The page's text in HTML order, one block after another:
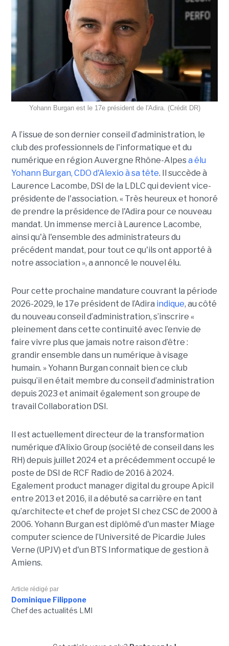
Yohann Burgan est le 17e président de l'Adira. (Crédit DR)
A l’issue de son dernier conseil d’administration, le
club des professionnels de l'informatique et du
numérique en région Auvergne Rhône-Alpesa élu
Yohann Burgan, CDO d'Alexio à sa tête. Il succède à
Laurence Lacombe, DSI de la LDLC qui devient vice-
présidente de l'association. « Très heureux et honoré
de prendre la présidence de l'Adira pour ce nouveau
mandat. Un immense merci à Laurence Lacombe,
ainsi qu'à l'ensemble des administrateurs du
précédent mandat, pour tout ce qu'ils ont apporté à
notre association », a annoncé le nouvel élu.
Pour cette prochaine mandature couvrant la période
2026-2029, le 17e président de l’Adira indique, au côté
du nouveau conseil d’administration, s’inscrire «
pleinement dans cette continuité avec l’envie de
faire vivre plus que jamais notre raison d’être :
grandir ensemble dans un numérique à visage
humain. »Yohann Burgan connait bien ce club
puisqu’il en était membre du conseil d’administration
depuis 2023 et animait également son groupe de
travail Collaboration DSI.
Il est actuellement directeur de la transformation
numérique d’Alixio Group (société de conseil dans les
RH) depuis juillet 2024 et a précédemment occupé le
poste de DSI de RCF Radio de 2016 à 2024.
Egalement product manager digital du groupe Apicil
entre 2013 et 2016, il a débuté sa carrière en tant
qu’architecte et chef de projet SI chez CSC de 2000 à
2006. Yohann Burgan est diplômé d'un master Miage
computer science de l’Université de Picardie Jules
Verne (UPJV) et d'un BTS Informatique de gestion à
Amiens.
Article rédigé par
Dominique Filippone
Chef des actualités LMI